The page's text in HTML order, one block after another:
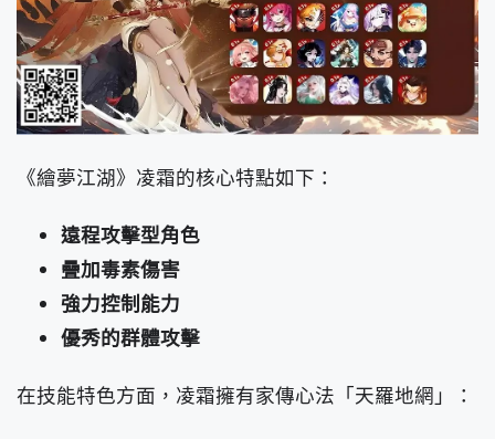
《繪夢江湖》凌霜的核心特點如下：
遠程攻擊型角色
疊加毒素傷害
強力控制能力
優秀的群體攻擊
在技能特色方面，凌霜擁有家傳心法「天羅地網」：